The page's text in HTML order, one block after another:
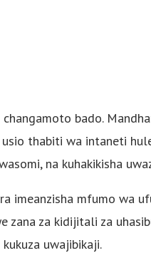
changamoto bado.
usio thabiti wa intaneti
na kuhakikisha
imeanzisha mfumo wa
zana za kidijitali za
uwajibikaji.